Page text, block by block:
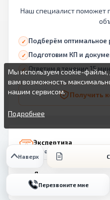
Наш специалист поможет
Подберём оптимальное
Подготовим КП и
Ответим в течение 15
Получить
Экспертиза
15 лет опыта
Доставка
по всей России
Наверх
Перезвоните мне
Мы используем cookie-файлы,
вам возможность
нашим сервисом.
Вы можете подробнее
источниках или изменить
Продолжая пользоваться
настроек вы даете согласие
Подробнее